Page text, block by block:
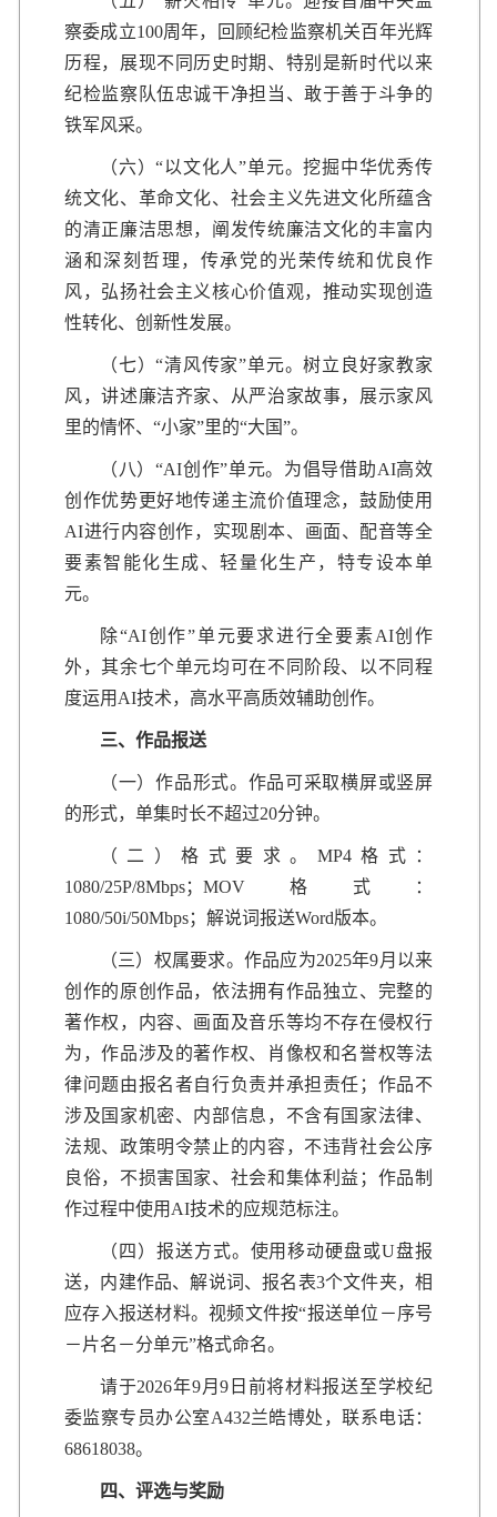
察委成立100周年，回顾纪检监察机关百年光辉
历程，展现不同历史时期、特别是新时代以来
纪检监察队伍忠诚干净担当、敢于善于斗争的
铁军风采。
（六）“以文化人”单元。挖掘中华优秀传
统文化、革命文化、社会主义先进文化所蕴含
的清正廉洁思想，阐发传统廉洁文化的丰富内
涵和深刻哲理，传承党的光荣传统和优良作
风，弘扬社会主义核心价值观，推动实现创造
性转化、创新性发展。
（七）“清风传家”单元。树立良好家教家
风，讲述廉洁齐家、从严治家故事，展示家风
里的情怀、“小家”里的“大国”。
（八）“AI创作”单元。为倡导借助AI高效
创作优势更好地传递主流价值理念，鼓励使用
AI进行内容创作，实现剧本、画面、配音等全
要素智能化生成、轻量化生产，特专设本单
元。
除“AI创作”单元要求进行全要素AI创作
外，其余七个单元均可在不同阶段、以不同程
度运用AI技术，高水平高质效辅助创作。
三、作品报送
（一）作品形式。作品可采取横屏或竖屏
的形式，单集时长不超过20分钟。
（二）格式要求。MP4格式：
1080/25P/8Mbps；MOV格式：
1080/50i/50Mbps；解说词报送Word版本。
（三）权属要求。作品应为2025年9月以来
创作的原创作品，依法拥有作品独立、完整的
著作权，内容、画面及音乐等均不存在侵权行
为，作品涉及的著作权、肖像权和名誉权等法
律问题由报名者自行负责并承担责任；作品不
涉及国家机密、内部信息，不含有国家法律、
法规、政策明令禁止的内容，不违背社会公序
良俗，不损害国家、社会和集体利益；作品制
作过程中使用AI技术的应规范标注。
（四）报送方式。使用移动硬盘或U盘报
送，内建作品、解说词、报名表3个文件夹，相
应存入报送材料。视频文件按“报送单位－序号
－片名－分单元”格式命名。
请于2026年9月9日前将材料报送至学校纪
委监察专员办公室A432兰皓博处，联系电话：
68618038。
四、评选与奖励